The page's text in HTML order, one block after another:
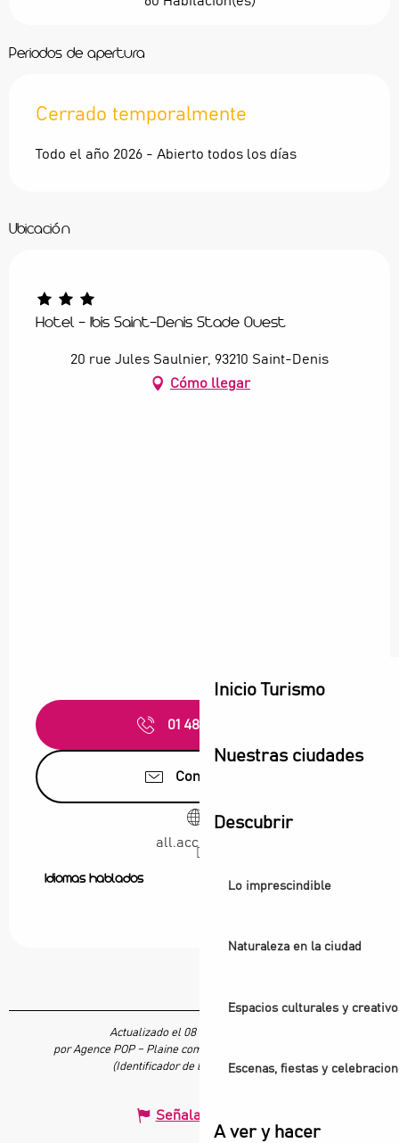
Inicio Turismo
Nuestras ciudades
Descubrir
Lo imprescindible
Naturaleza en la ciudad
Espacios culturales y
Escenas, fiestas y
A ver y hacer
Periodos de apertura
Cerrado temporalmente
Todo el año 2026 - Abierto todos los días
Ubicación
Hotel - Ibis Saint-Denis Stade Ouest
20 rue Jules Saulnier, 93210 Saint-Denis
Cómo llegar
01 48 09 48
Contáctenos
all.accor.com
Idiomas hablados
Idiomas hablados
Actualizado el 08 enero 2026 a 16:13
por Agence POP – Plaine commune vous Ouvre ses Portes
(Identificador de la oferta :679753)
Señalar un error